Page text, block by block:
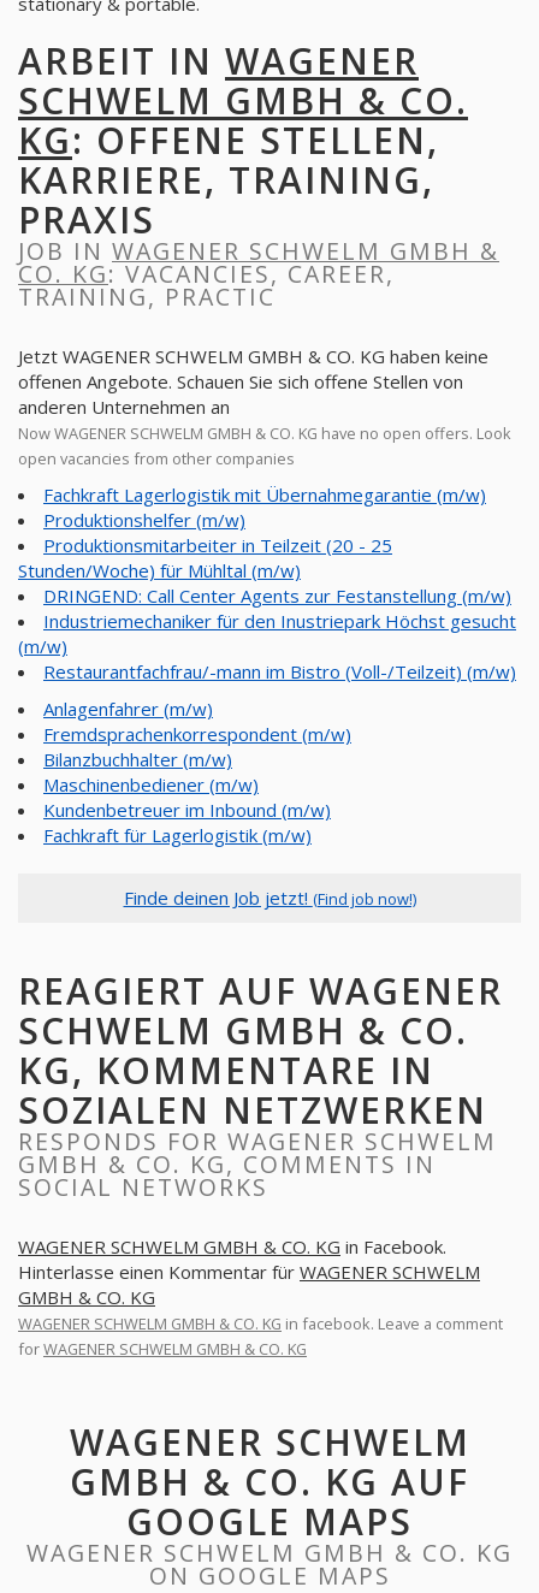
ARBEIT IN WAGENER
SCHWELM GMBH & CO.
KG: OFFENE STELLEN,
KARRIERE, TRAINING,
PRAXIS
JOB IN WAGENER SCHWELM GMBH &
CO. KG: VACANCIES, CAREER,
TRAINING, PRACTIC
Jetzt WAGENER SCHWELM GMBH & CO. KG haben keine
offenen Angebote. Schauen Sie sich offene Stellen von
anderen Unternehmen an
Now WAGENER SCHWELM GMBH & CO. KG have no open offers. Look
open vacancies from other companies
Fachkraft Lagerlogistik mit Übernahmegarantie (m/w)
Produktionshelfer (m/w)
Produktionsmitarbeiter in Teilzeit (20 - 25
Stunden/Woche) für Mühltal (m/w)
DRINGEND: Call Center Agents zur Festanstellung (m/w)
Industriemechaniker für den Inustriepark Höchst gesucht
(m/w)
Restaurantfachfrau/-mann im Bistro (Voll-/Teilzeit) (m/w)
Anlagenfahrer (m/w)
Fremdsprachenkorrespondent (m/w)
Bilanzbuchhalter (m/w)
Maschinenbediener (m/w)
Kundenbetreuer im Inbound (m/w)
Fachkraft für Lagerlogistik (m/w)
Finde deinen Job jetzt! (Find job now!)
REAGIERT AUF WAGENER
SCHWELM GMBH & CO.
KG, KOMMENTARE IN
SOZIALEN NETZWERKEN
RESPONDS FOR WAGENER SCHWELM
GMBH & CO. KG, COMMENTS IN
SOCIAL NETWORKS
WAGENER SCHWELM GMBH & CO. KG in Facebook.
Hinterlasse einen Kommentar für WAGENER SCHWELM
GMBH & CO. KG
WAGENER SCHWELM GMBH & CO. KG in facebook. Leave a comment
forWAGENER SCHWELM GMBH & CO. KG
WAGENER SCHWELM
GMBH & CO. KG AUF
GOOGLE MAPS
WAGENER SCHWELM GMBH & CO. KG
ON GOOGLE MAPS